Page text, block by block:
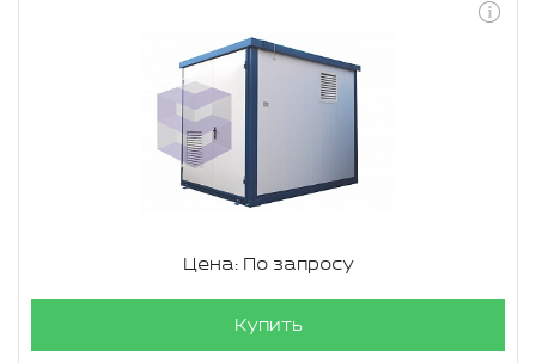
Цена: По запросу
Купить